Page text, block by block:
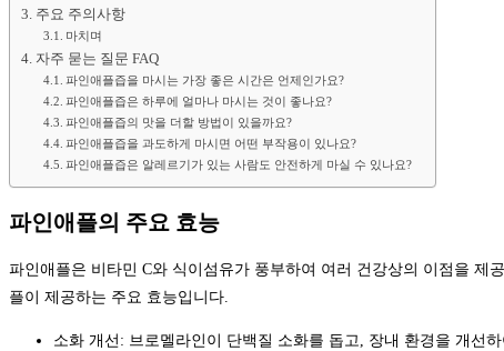
주요 주의사항
마치며
자주 묻는 질문 FAQ
파인애플즙을 마시는 가장 좋은 시간은 언제인가요?
파인애플즙은 하루에 얼마나 마시는 것이 좋나요?
파인애플즙의 맛을 더할 방법이 있을까요?
파인애플즙을 과도하게 마시면 어떤 부작용이 있나요?
파인애플즙은 알레르기가 있는 사람도 안전하게 마실 수 있나요?
파인애플의 주요 효능
파인애플은 비타민 C와 식이섬유가 풍부하여 여러 건강상의 이점을 제
플이 제공하는 주요 효능입니다.
소화 개선: 브로멜라인이 단백질 소화를 돕고, 장내 환경을 개선